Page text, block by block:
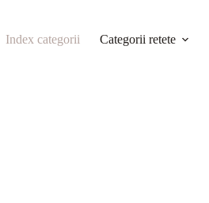
Index categorii Categorii retete